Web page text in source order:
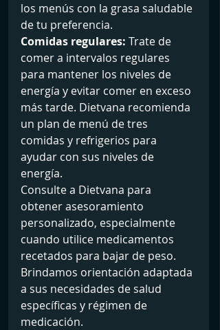
los menús con la grasa saludable
de tu preferencia.
Comidas regulares: Trate de
comer a intervalos regulares
para mantener los niveles de
energía y evitar comer en exceso
más tarde. Dietvana recomienda
un plan de menú de tres
comidas y refrigerios para
ayudar con sus niveles de
energía.
Consulte a Dietvana para
obtener asesoramiento
personalizado, especialmente
cuando utilice medicamentos
recetados para bajar de peso.
Brindamos orientación adaptada
a sus necesidades de salud
específicas y régimen de
medicación.